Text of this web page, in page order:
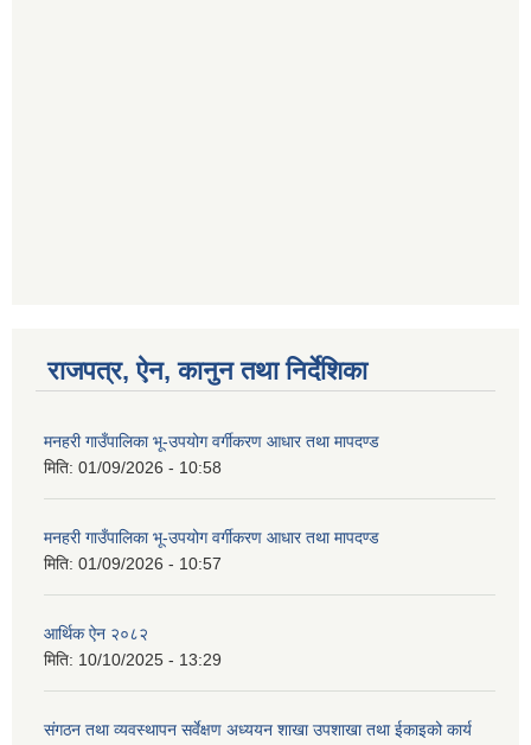
राजपत्र, ऐन, कानुन तथा निर्देशिका
मनहरी गाउँपालिका भू-उपयोग वर्गीकरण आधार तथा मापदण्ड
मिति: 01/09/2026 - 10:58
मनहरी गाउँपालिका भू-उपयोग वर्गीकरण आधार तथा मापदण्ड
मिति: 01/09/2026 - 10:57
आर्थिक ऐन २०८२
मिति: 10/10/2025 - 13:29
संगठन तथा व्यवस्थापन सर्वेक्षण अध्ययन शाखा उपशाखा तथा ईकाइको कार्य